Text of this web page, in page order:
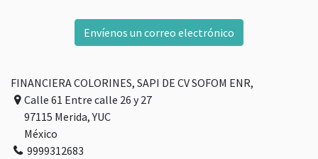
Envíenos un correo electrónico
FINANCIERA COLORINES, SAPI DE CV SOFOM ENR,
Calle 61 Entre calle 26 y 27
97115 Merida, YUC
México
9999312683